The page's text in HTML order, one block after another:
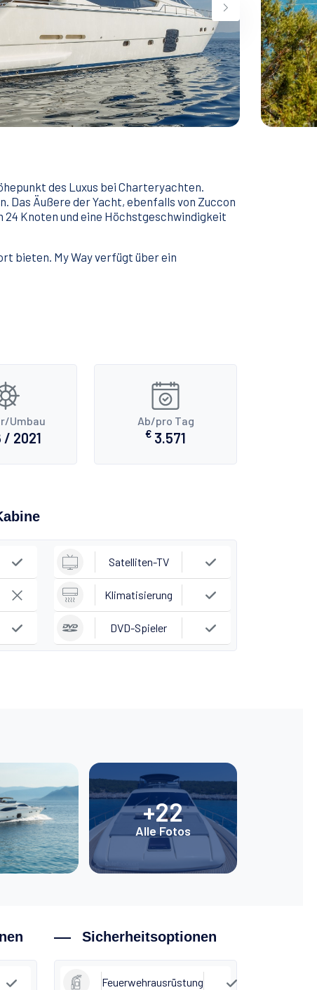
des Luxus bei Charteryachten.
Äußere der Yacht, ebenfalls von Zuccon
Knoten und eine Höchstgeschwindigkeit
bieten. My Way verfügt über ein
Umbau
/ 2021
Ab/pro Tag
€ 3.571
Satelliten-TV
Klimatisierung
DVD-Spieler
+22
Alle Fotos
Sicherheitsoptionen
Feuerwehrausrüstung